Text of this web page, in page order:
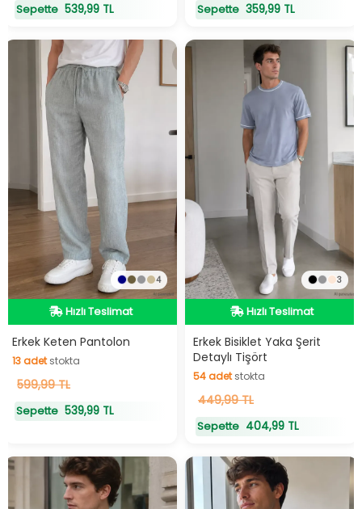
Sepette 539,99 TL Sepette 359,99 TL
4
Hızlı Teslimat
Hızlı Teslimat
Erkek Keten Pantolon
13adetstokta
13adetstokta
599,99 TL
Sepette 539,99 TL
3
Hızlı Teslimat
Hızlı Teslimat
Erkek Bisiklet Yaka Şerit
Detaylı Tişört
54adetstokta
54adetstokta
449,99 TL
Sepette 404,99 TL